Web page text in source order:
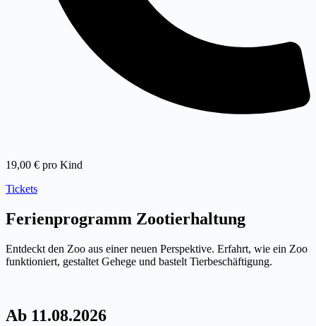
19,00 € pro Kind
Tickets
Ferienprogramm Zootierhaltung
Entdeckt den Zoo aus einer neuen Perspektive. Erfahrt, wie ein Zoo
funktioniert, gestaltet Gehege und bastelt Tierbeschäftigung.
Ab 11.08.2026